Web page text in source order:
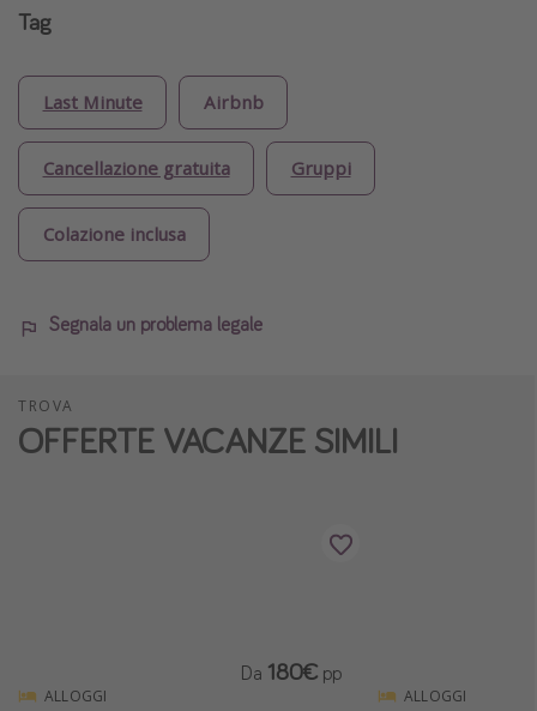
Tag
Last Minute Airbnb
Cancellazione gratuita Gruppi
Colazione inclusa
Segnala un problema legale
TROVA
OFFERTE VACANZE SIMILI
ALLOGGI
Da 180€ pp
ALLOGGI